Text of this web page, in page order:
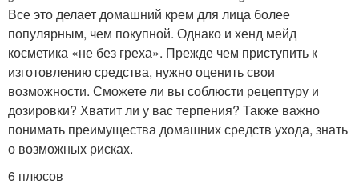
Все это делает домашний крем для лица более
популярным, чем покупной. Однако и хенд мейд
косметика «не без греха». Прежде чем приступить к
изготовлению средства, нужно оценить свои
возможности. Сможете ли вы соблюсти рецептуру и
дозировки? Хватит ли у вас терпения? Также важно
понимать преимущества домашних средств ухода, знать
о возможных рисках.
6 плюсов